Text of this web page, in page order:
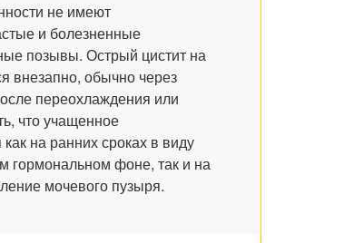
не имеют
и болезненные
позывы. Острый цистит на
внезапно, обычно через
переохлаждения или
что учащенное
на ранних сроках в виду
гормональном фоне, так и на
мочевого пузыря.